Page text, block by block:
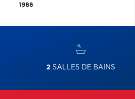
1988
2 SALLES DE BAINS